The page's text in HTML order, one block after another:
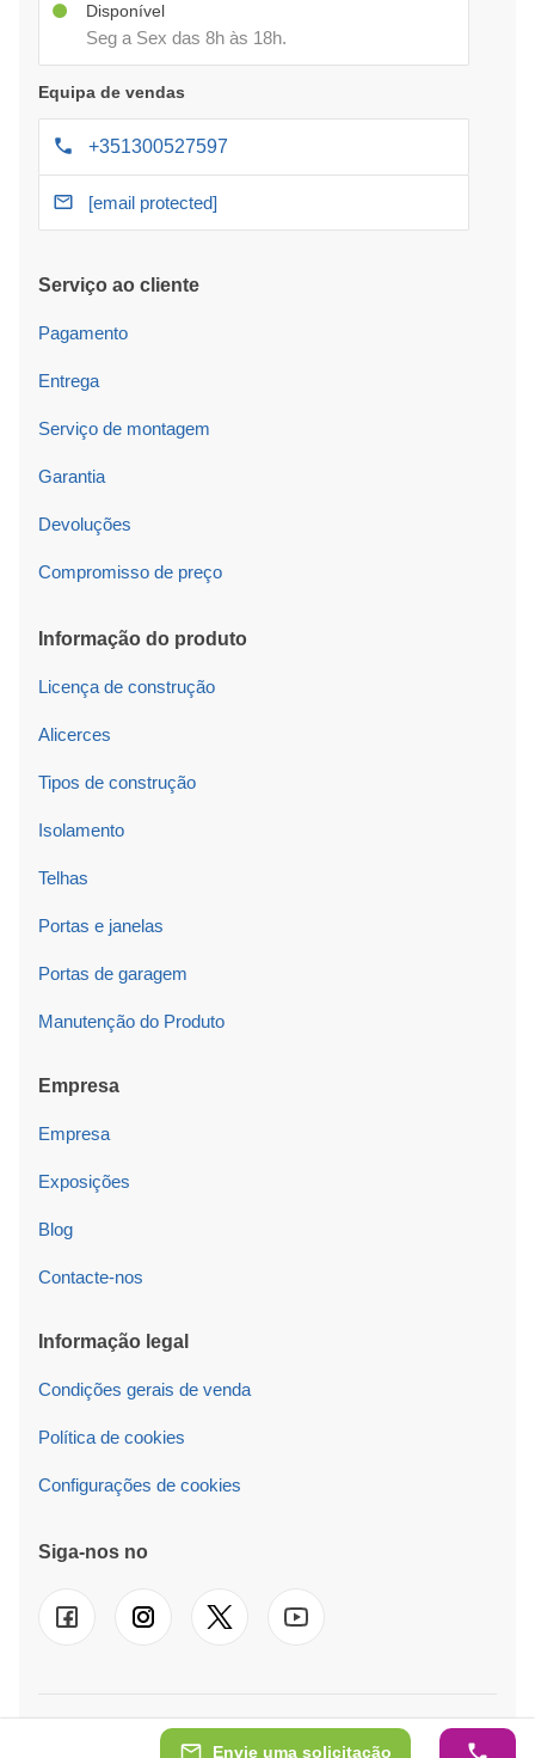
Envie uma solicitação
Disponível
Seg a Sex das 8h às 18h.
Equipa de vendas
+351300527597
[email protected]
Serviço ao cliente
Pagamento
Entrega
Serviço de montagem
Garantia
Devoluções
Compromisso de preço
Informação do produto
Licença de construção
Alicerces
Tipos de construção
Isolamento
Telhas
Portas e janelas
Portas de garagem
Manutenção do Produto
Empresa
Empresa
Exposições
Blog
Contacte-nos
Informação legal
Condições gerais de venda
Política de cookies
Configurações de cookies
Siga-nos no
© 2026 Pineca PT LT Também operamos emUK FR-DE-
AT- PL-IE